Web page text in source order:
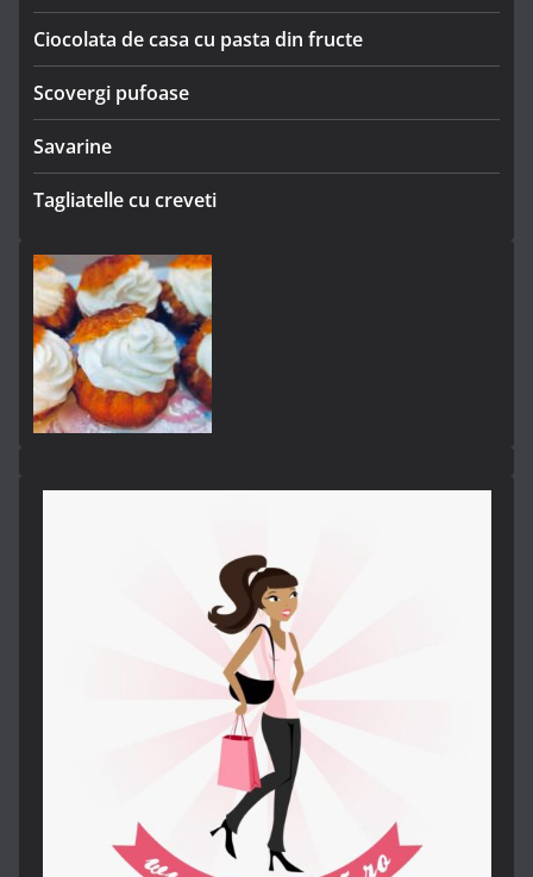
Ciocolata de casa cu pasta din fructe
Scovergi pufoase
Savarine
Tagliatelle cu creveti